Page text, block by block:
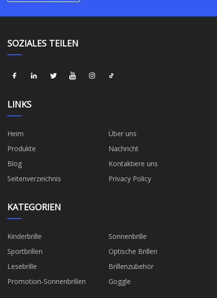
SOZIALES TEILEN
LINKS
Heim
Über uns
Produkte
Nachricht
Blog
Kontaktiere uns
Seitenverzeichnis
Privacy Policy
KATEGORIEN
Kinderbrille
Sonnenbrille
Sportbrillen
Optische Brillen
Lesebrille
Brillenzubehör
Promotion-Sonnenbrillen
Goggle